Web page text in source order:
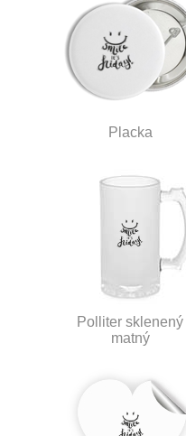
Placka
Polliter sklenený
matný